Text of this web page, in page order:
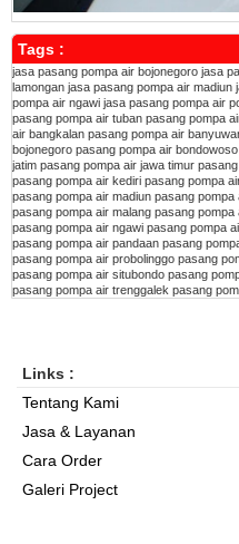
Tags :
jasa pasang pompa air bojonegoro jasa
lamongan jasa pasang pompa air madiun
pompa air ngawi jasa pasang pompa air
pasang pompa air tuban pasang pompa
air bangkalan pasang pompa air
bojonegoro pasang pompa air bondowoso
jatim pasang pompa air jawa timur
pasang pompa air kediri pasang pompa
pasang pompa air madiun pasang pompa
pasang pompa air malang pasang pompa
pasang pompa air ngawi pasang pompa
pasang pompa air pandaan pasang
pasang pompa air probolinggo pasang
pasang pompa air situbondo pasang
pasang pompa air trenggalek pasang
Links :
Tentang Kami
Jasa & Layanan
Cara Order
Galeri Project